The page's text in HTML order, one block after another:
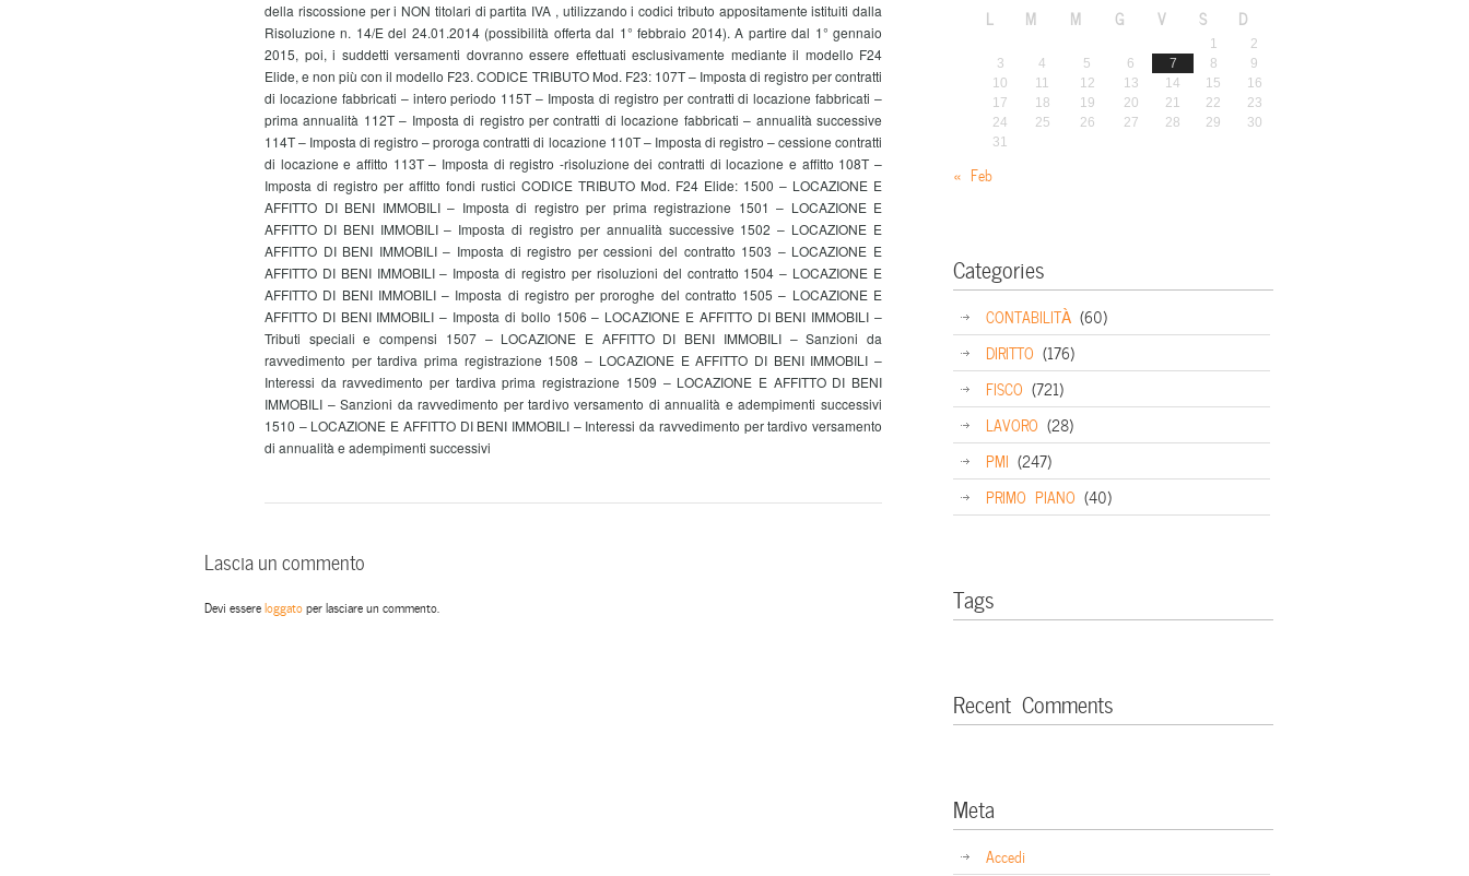
della riscossione per i NON titolari di partita IVA , utilizzando i codici tributo appositamente istituiti dalla
Risoluzione n. 14/E del 24.01.2014 (possibilità offerta dal 1° febbraio 2014). A partire dal 1° gennaio
2015, poi, i suddetti versamenti dovranno essere effettuati esclusivamente mediante il modello F24
Elide, e non più con il modello F23. CODICE TRIBUTO Mod. F23: 107T – Imposta di registro per contratti
di locazione fabbricati – intero periodo 115T – Imposta di registro per contratti di locazione fabbricati –
prima annualità 112T – Imposta di registro per contratti di locazione fabbricati – annualità successive
114T – Imposta di registro – proroga contratti di locazione 110T – Imposta di registro – cessione contratti
di locazione e affitto 113T – Imposta di registro -risoluzione dei contratti di locazione e affitto 108T –
Imposta di registro per affitto fondi rustici CODICE TRIBUTO Mod. F24 Elide: 1500 – LOCAZIONE E
AFFITTO DI BENI IMMOBILI – Imposta di registro per prima registrazione 1501 – LOCAZIONE E
AFFITTO DI BENI IMMOBILI – Imposta di registro per annualità successive 1502 – LOCAZIONE E
AFFITTO DI BENI IMMOBILI – Imposta di registro per cessioni del contratto 1503 – LOCAZIONE E
AFFITTO DI BENI IMMOBILI – Imposta di registro per risoluzioni del contratto 1504 – LOCAZIONE E
AFFITTO DI BENI IMMOBILI – Imposta di registro per proroghe del contratto 1505 – LOCAZIONE E
AFFITTO DI BENI IMMOBILI – Imposta di bollo 1506 – LOCAZIONE E AFFITTO DI BENI IMMOBILI –
Tributi speciali e compensi 1507 – LOCAZIONE E AFFITTO DI BENI IMMOBILI – Sanzioni da
ravvedimento per tardiva prima registrazione 1508 – LOCAZIONE E AFFITTO DI BENI IMMOBILI –
Interessi da ravvedimento per tardiva prima registrazione 1509 – LOCAZIONE E AFFITTO DI BENI
IMMOBILI – Sanzioni da ravvedimento per tardivo versamento di annualità e adempimenti successivi
1510 – LOCAZIONE E AFFITTO DI BENI IMMOBILI – Interessi da ravvedimento per tardivo versamento
di annualità e adempimenti successivi
Lascia un commento
Devi essereloggatoper lasciare un commento.
L M M G V S D
1
2
3
4 5 6 7 8
9
10
11 12 13 14 15
16
17
18 19 20 21 22
23
24
25 26 27 28 29
30
31
« Feb
Categories
CONTABILITÀ (60)
DIRITTO (176)
FISCO (721)
LAVORO (28)
PMI (247)
PRIMO PIANO (40)
Tags
Recent Comments
Meta
Accedi